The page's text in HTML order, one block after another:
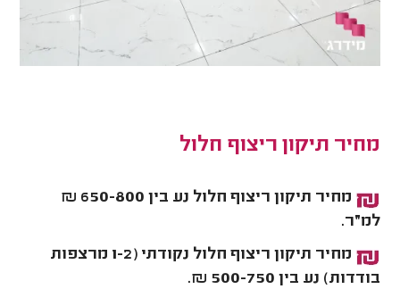
מחיר תיקון ריצוף חלול
מחיר תיקון ריצוף חלול נע בין 650-800 ₪
למ״ר.
מחיר תיקון ריצוף חלול נקודתי (1-2 מרצפות
בודדות) נע בין 500-750 ₪.